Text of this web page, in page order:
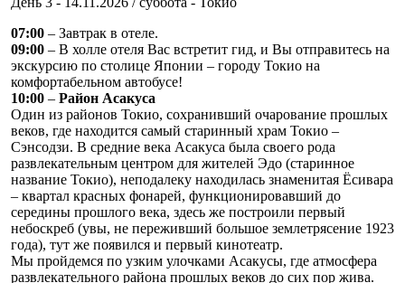
07:00 – Завтрак в отеле.
09:00 – В холле отеля Вас встретит гид, и Вы отправитесь на
экскурсию по столице Японии – городу Токио на
комфортабельном автобусе!
10:00 – Район Асакуса
Один из районов Токио, сохранивший очарование прошлых
веков, где находится самый старинный храм Токио –
Сэнсодзи. В средние века Асакуса была своего рода
развлекательным центром для жителей Эдо (старинное
название Токио), неподалеку находилась знаменитая Ёсивара
– квартал красных фонарей, функционировавший до
середины прошлого века, здесь же построили первый
небоскреб (увы, не переживший большое землетрясение 1923
года), тут же появился и первый кинотеатр.
Мы пройдемся по узким улочками Асакусы, где атмосфера
развлекательного района прошлых веков до сих пор жива.